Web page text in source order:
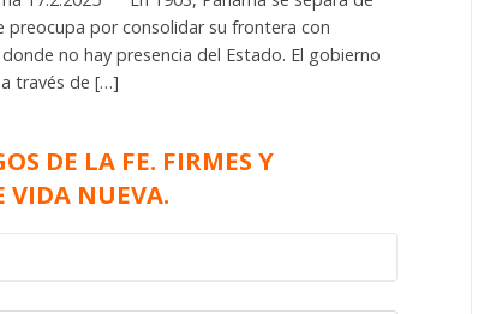
preocupa por consolidar su frontera con
no hay presencia del Estado. El gobierno
través de […]
DE LA FE. FIRMES Y
VIDA NUEVA.